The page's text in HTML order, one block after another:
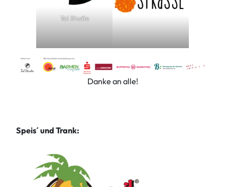
Tal Studio
Danke an alle!
Speis´ und Trank: